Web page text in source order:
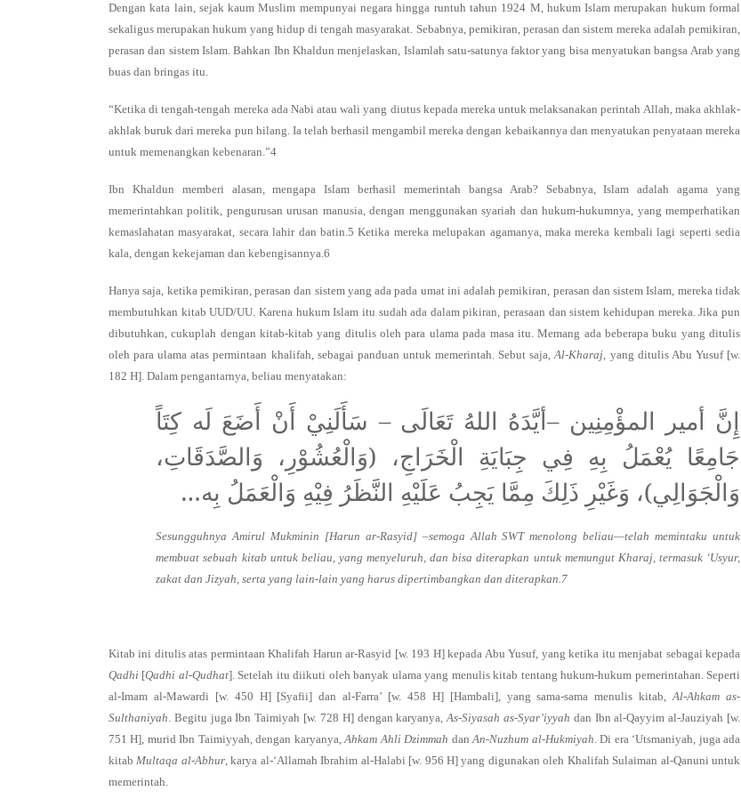
Dengan kata lain, sejak kaum Muslim mempunyai negara hingga runtuh tahun 1924 M, hukum Islam merupakan hukum formal
sekaligus merupakan hukum yang hidup di tengah masyarakat. Sebabnya, pemikiran, perasan dan sistem mereka adalah pemikiran,
perasan dan sistem Islam. Bahkan Ibn Khaldun menjelaskan, Islamlah satu-satunya faktor yang bisa menyatukan bangsa Arab yang
buas dan bringas itu.
“Ketika di tengah-tengah mereka ada Nabi atau wali yang diutus kepada mereka untuk melaksanakan perintah Allah, maka akhlak-
akhlak buruk dari mereka pun hilang. Ia telah berhasil mengambil mereka dengan kebaikannya dan menyatukan penyataan mereka
untuk memenangkan kebenaran.”4
Ibn Khaldun memberi alasan, mengapa Islam berhasil memerintah bangsa Arab? Sebabnya, Islam adalah agama yang
memerintahkan politik, pengurusan urusan manusia, dengan menggunakan syariah dan hukum-hukumnya, yang memperhatikan
kemaslahatan masyarakat, secara lahir dan batin.5 Ketika mereka melupakan agamanya, maka mereka kembali lagi seperti sedia
kala, dengan kekejaman dan kebengisannya.6
Hanya saja, ketika pemikiran, perasan dan sistem yang ada pada umat ini adalah pemikiran, perasan dan sistem Islam, mereka tidak
membutuhkan kitab UUD/UU. Karena hukum Islam itu sudah ada dalam pikiran, perasaan dan sistem kehidupan mereka. Jika pun
dibutuhkan, cukuplah dengan kitab-kitab yang ditulis oleh para ulama pada masa itu. Memang ada beberapa buku yang ditulis
oleh para ulama atas permintaan khalifah, sebagai panduan untuk memerintah. Sebut saja,Al-Kharaj, yang ditulis Abu Yusuf [w.
182 H]. Dalam pengantarnya, beliau menyatakan:
إِنَّ أمير المؤْمِنِين –أيَّدَهُ اللهُ تَعَالَى – سَأَلَنِيْ أَنْ أَضَعَ لَه كِتَاً
جَامِعًا يُعْمَلُ بِهِ فِي جِبَايَةِ الْخَرَاجِ، (وَالْعُشُوْرِ، وَالصَّدَقَاتِ،
وَالْجَوَالِي)، وَغَيْرِ ذَلِكَ مِمَّا يَجِبُ عَلَيْهِ النَّظَرُ فِيْهِ وَالْعَمَلُ بِه…
Sesungguhnya Amirul Mukminin [Harun ar-Rasyid] –semoga Allah SWT menolong beliau—telah memintaku untuk
membuat sebuah kitab untuk beliau, yang menyeluruh, dan bisa diterapkan untuk memungut Kharaj, termasuk ‘Usyur,
zakat dan Jizyah, serta yang lain-lain yang harus dipertimbangkan dan diterapkan.7
Kitab ini ditulis atas permintaan Khalifah Harun ar-Rasyid [w. 193 H] kepada Abu Yusuf, yang ketika itu menjabat sebagai kepada
Qadhi [Qadhi al-Qudhat]. Setelah itu diikuti oleh banyak ulama yang menulis kitab tentang hukum-hukum pemerintahan. Seperti
al-Imam al-Mawardi [w. 450 H] [Syafii] dan al-Farra’ [w. 458 H] [Hambali], yang sama-sama menulis kitab,Al-Ahkam as-
Sulthaniyah. Begitu juga Ibn Taimiyah [w. 728 H] dengan karyanya,As-Siyasah as-Syar’iyyah dan Ibn al-Qayyim al-Jauziyah [w.
751 H], murid Ibn Taimiyyah, dengan karyanya,Ahkam Ahli Dzimmah danAn-Nuzhum al-Hukmiyah. Di era ‘Utsmaniyah, juga ada
kitabMultaqa al-Abhur, karya al-‘Allamah Ibrahim al-Halabi [w. 956 H] yang digunakan oleh Khalifah Sulaiman al-Qanuni untuk
memerintah.